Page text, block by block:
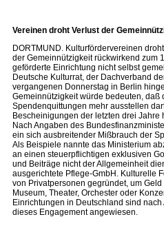
Vereinen droht Verlust der
DORTMUND. Kulturfördervereinen
der Gemeinnützigkeit rückwirkend zum
geförderte Einrichtung nicht selbst
Deutsche Kulturrat, der Dachverband
vergangenen Donnerstag in Berlin
Gemeinnützigkeit würde bedeuten, daß
Spendenquittungen mehr ausstellen
Bescheinigungen der letzten drei Jahre
Nach Angaben des
ein sich ausbreitender Mißbrauch der
Als Beispiele nannte das Ministerium
an einen steuerpflichtigen exklusiven
und Beiträge nicht der Allgemeinheit
ausgerichtete Pflege-GmbH. Kulturelle
von Privatpersonen gegründet, um
Museum, Theater, Orchester oder
Einrichtungen in Deutschland sind
dieses Engagement angewiesen.